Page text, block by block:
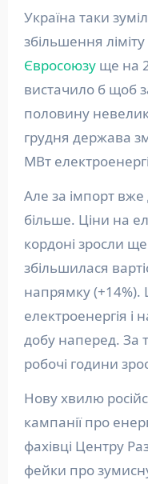
Україна таки
збільшення ліміту
Євросоюзуще на
вистачило б щоб
половину
грудня держава
МВт
Але за імпорт
більше. Ціни на
кордоні зросли
збільшилася
напрямку
електроенергія і
добу наперед. За
робочі години
Нову хвилю
кампанії про
фахівці Центру
фейки про